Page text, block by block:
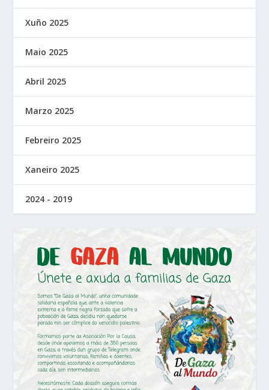
Xuño 2025
Maio 2025
Abril 2025
Marzo 2025
Febreiro 2025
Xaneiro 2025
2024 - 2019